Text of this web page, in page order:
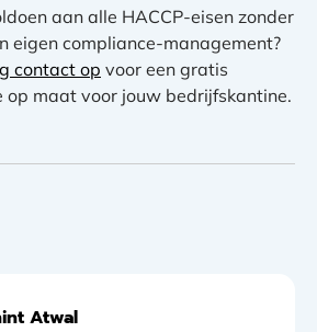
aan alle HACCP-eisen zonder
eigen compliance-management?
contact op voor een gratis
op maat voor jouw bedrijfskantine.
Atwal